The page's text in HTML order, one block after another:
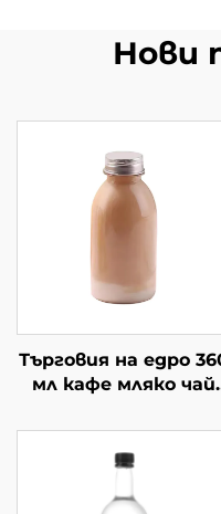
Нови
Търговия на едро
мл кафе мляко чай
стъклени бутилки
за сок